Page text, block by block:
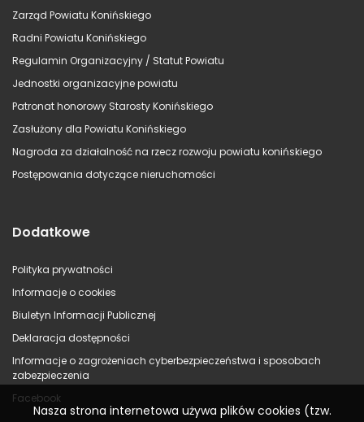
Zarząd Powiatu Konińskiego
Radni Powiatu Konińskiego
Regulamin Organizacyjny / Statut Powiatu
Jednostki organizacyjne powiatu
Patronat honorowy Starosty Konińskiego
Zasłużony dla Powiatu Konińskiego
Nagroda za działalność na rzecz rozwoju powiatu konińskiego
Postępowania dotyczące nieruchomości
Dodatkowe
Polityka prywatności
Informacje o cookies
Biuletyn Informacji Publicznej
Deklaracja dostępności
Informacje o zagrożeniach cyberbezpieczeństwa i sposobach
zabezpieczenia
Facebook
Nasza strona internetowa używa plików cookies (tzw.